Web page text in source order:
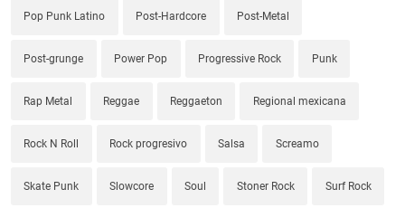
Pop Punk Latino Post-Hardcore Post-Metal
Post-grunge Power Pop Progressive Rock Punk
Rap Metal Reggae Reggaeton Regional mexicana
Rock N Roll Rock progresivo Salsa Screamo
Skate Punk Slowcore Soul Stoner Rock Surf Rock